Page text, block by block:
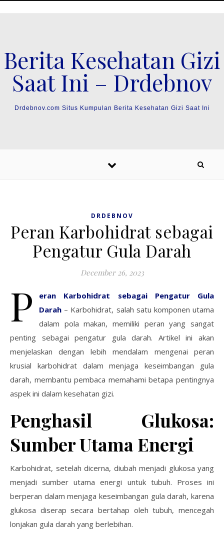
Berita Kesehatan Gizi
Saat Ini – Drdebnov
Drdebnov.com Situs Kumpulan Berita Kesehatan Gizi Saat Ini
DRDEBNOV
Peran Karbohidrat sebagai
Pengatur Gula Darah
December 26, 2023
P
eran Karbohidrat sebagai Pengatur Gula
Darah – Karbohidrat, salah satu komponen utama
dalam pola makan, memiliki peran yang sangat
penting sebagai pengatur gula darah. Artikel ini akan
menjelaskan dengan lebih mendalam mengenai peran
krusial karbohidrat dalam menjaga keseimbangan gula
darah, membantu pembaca memahami betapa pentingnya
aspek ini dalam kesehatan gizi.
Penghasil Glukosa:
Sumber Utama Energi
Karbohidrat, setelah dicerna, diubah menjadi glukosa yang
menjadi sumber utama energi untuk tubuh. Proses ini
berperan dalam menjaga keseimbangan gula darah, karena
glukosa diserap secara bertahap oleh tubuh, mencegah
lonjakan gula darah yang berlebihan.